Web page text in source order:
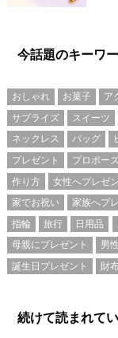
今話題のキーワ
おしゃれ お菓子 ア
サプライズ
スイーツ
ネックレス
バッグ
プレゼント
プロポー
作り方
女性へプレゼ
家でお祝い
家族へプ
指輪
旅行 日用品
母親にプレゼント
男
誕生日プレゼント
財
続けて読まれて